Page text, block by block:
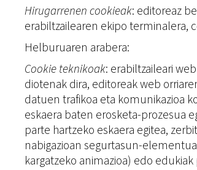
Hirugarrenen cookieak: editoreaz
erabiltzailearen ekipo
Helburuaren arabera:
Cookie teknikoak: erabiltzaileari
diotenak dira, editoreak web
datuen trafikoa eta komunikazioa
eskaera baten erosketa-prozesua
parte hartzeko eskaera egitea,
nabigazioan segurtasun-
kargatzeko animazioa) edo